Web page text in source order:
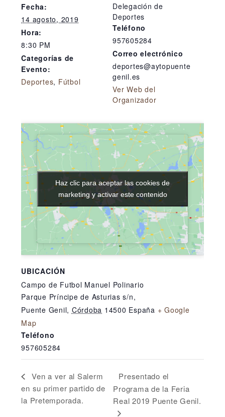
Fecha:
14 agosto, 2019
Hora:
8:30 PM
Categorías de
Evento:
Deportes, Fútbol
Delegación de
Deportes
Teléfono
957605284
Correo electrónico
deportes@aytopuente
genil.es
Ver Web del
Organizador
UBICACIÓN
Campo de Futbol Manuel Polinario
Parque Príncipe de Asturias s/n,
Puente Genil, Córdoba 14500 España + Google
Map
Teléfono
957605284
Haz clic para aceptar las cookies de
marketing y activar este contenido
Haz clic para aceptar las cookies de
marketing y activar este contenido
Ven a ver al Salerm
en su primer partido de
la Pretemporada.
Presentado el
Programa de la Feria
Real 2019 Puente Genil.